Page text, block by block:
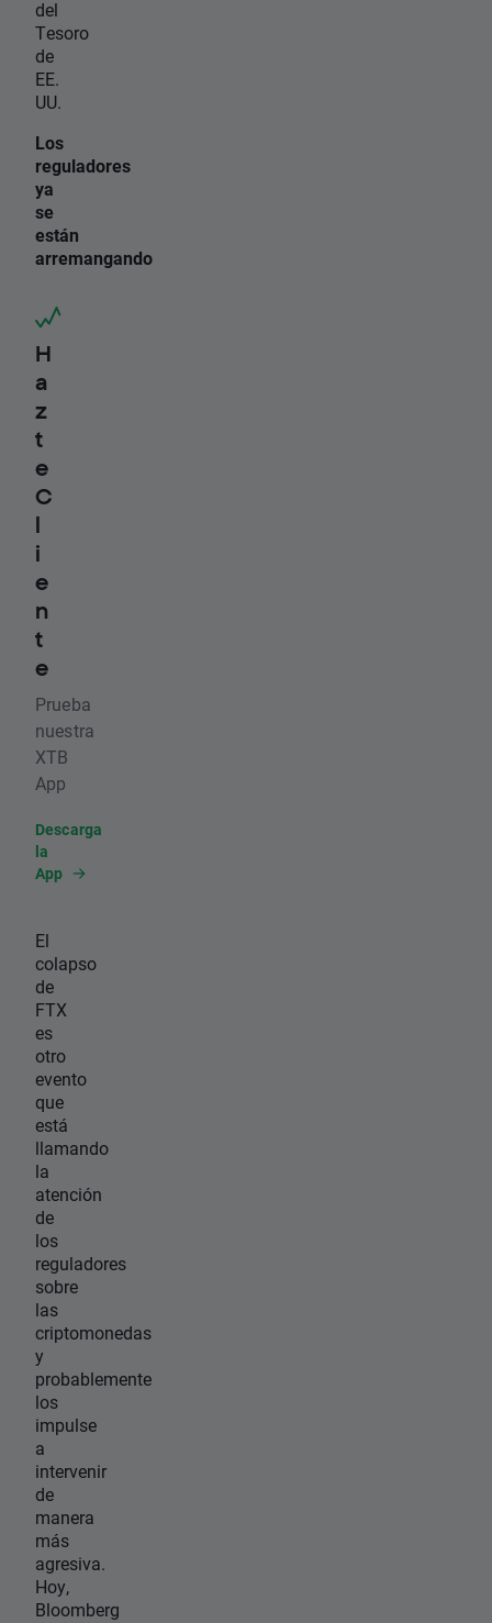
del
Tesoro
de
EE.
UU.
Los
reguladores
ya
se
están
arremangando
H
a
z
t
e
C
l
i
e
n
t
e
Prueba
nuestra
XTB
App
Descarga
la
App
El
colapso
de
FTX
es
otro
evento
que
está
llamando
la
atención
de
los
reguladores
sobre
las
criptomonedas
y
probablemente
los
impulse
a
intervenir
de
manera
más
agresiva.
Hoy,
Bloomberg